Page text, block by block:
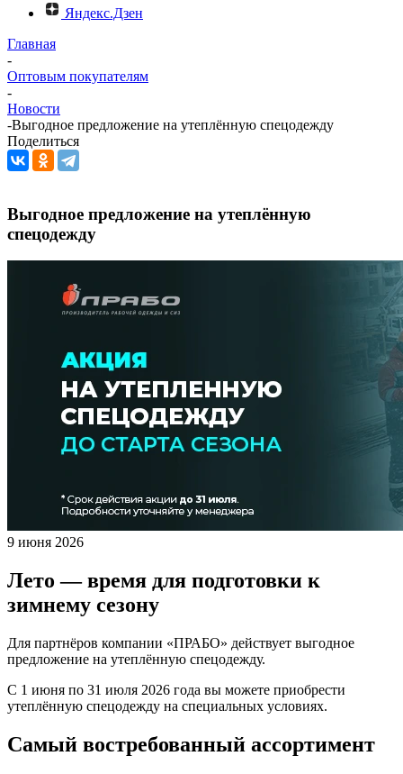
Яндекс.Дзен
Главная
-
Оптовым покупателям
-
Новости
-Выгодное предложение на утеплённую спецодежду
Поделиться
Выгодное предложение на утеплённую
спецодежду
9 июня 2026
Лето — время для подготовки к
зимнему сезону
Для партнёров компании «ПРАБО» действует выгодное
предложение на утеплённую спецодежду.
С 1 июня по 31 июля 2026 года вы можете приобрести
утеплённую спецодежду на специальных условиях.
Самый востребованный ассортимент